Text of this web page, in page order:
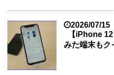
2026/07/15
【iPhone
みた端末もク